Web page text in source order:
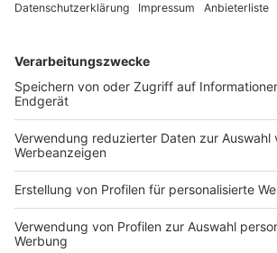
erzählt.
DEINE GEMERKTEN ARTIKEL
Du hast dir noch keine Artikel gemerkt
Markiere sie hierfür mit einem